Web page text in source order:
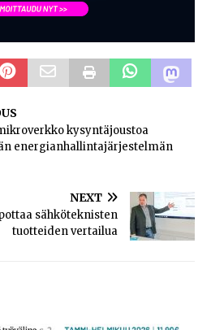
kysyntäjoustoa
energianhallintajärjestelmän
NEXT
sähköteknisten
tuotteiden vertailua